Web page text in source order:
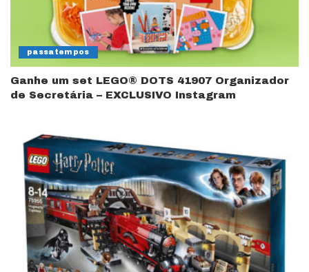
passatempos
Ganhe um set LEGO® DOTS 41907 Organizador
de Secretária – EXCLUSIVO Instagram